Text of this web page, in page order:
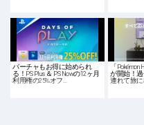
バーチャもお得に始められ
る！PS Plus ＆ PS Nowの12ヶ月
利用権の25%オフ…
「
が開始！
連れて旅に